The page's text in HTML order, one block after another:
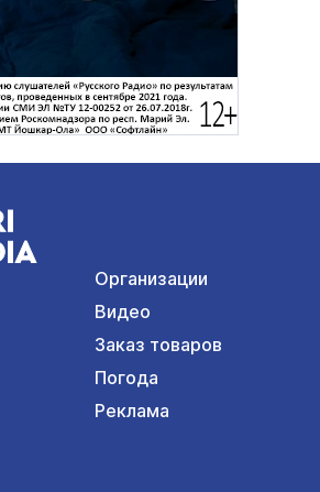
Организации
Видео
Заказ товаров
Погода
Реклама